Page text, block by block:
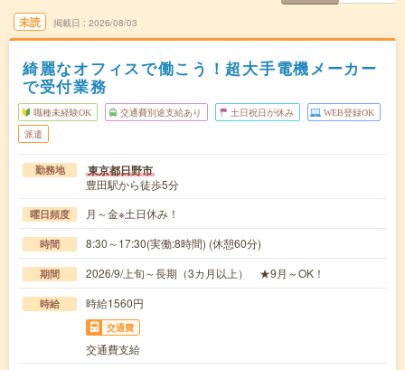
未読 掲載日 2026/08/03
綺麗なオフィスで働こう！超大手電機メーカー
で受付業務
職種未経験OK 交通費別途支給あり 土日祝日が休み WEB登録OK
派遣
勤務地 東京都日野市
豊田駅から徒歩5分
曜日頻度 月～金※土日休み！
時間 8:30～17:30(実働:8時間) (休憩60分)
期間 2026/9/上旬～長期（3カ月以上） ★9月～OK！
時給 時給1560円
交通費
交通費支給